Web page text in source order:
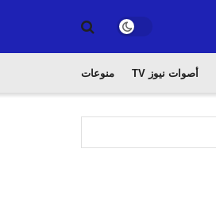
أصوات نيوز TV منوعات